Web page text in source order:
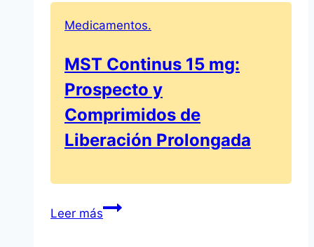
y
usar
esta
solución
para
perfusión?
Medicamentos.
MST Continus 15 mg:
Prospecto y
Comprimidos de
Liberación Prolongada
Leer másMST